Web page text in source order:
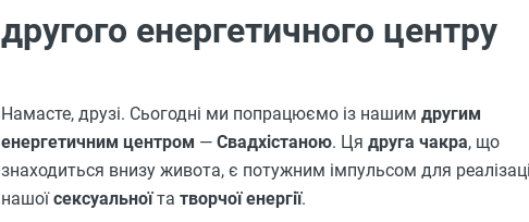
другого енергетичного центру
Намасте, друзі. Сьогодні ми попрацюємо із нашим другим
енергетичним центром — Свадхістаною. Ця друга чакра, що
знаходиться внизу живота, є потужним імпульсом для
нашоїсексуальноїта творчої енергії.